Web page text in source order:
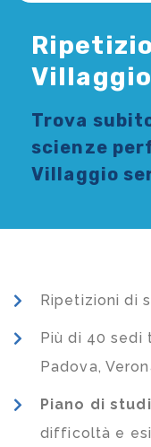
Trova
scienze
Villaggio
Ripetizioni di
Più di 40 sedi
Padova,
Piano di studi
difficoltà e